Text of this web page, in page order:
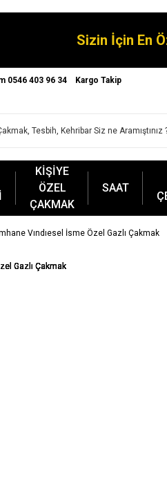
Sizin İçin En
0546 403 96 34 Kargo Takip
KİŞİYE
ÖZEL
ÇAKMAK
SAAT
Vındıesel İsme Özel Gazlı Çakmak